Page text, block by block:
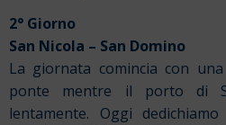
2° Giorno
San Nicola – San Domino
La giornata comincia con
ponte mentre il porto di
lentamente. Oggi